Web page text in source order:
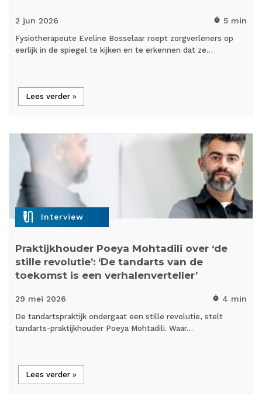
2 jun 2026 timer 5 min
Fysiotherapeute Eveline Bosselaar roept zorgverleners op
eerlijk in de spiegel te kijken en te erkennen dat ze…
Lees verder »
mic_external_on Interview
Praktijkhouder Poeya Mohtadili over ‘de
stille revolutie’: ‘De tandarts van de
toekomst is een verhalenverteller’
29 mei 2026 timer 4 min
De tandartspraktijk ondergaat een stille revolutie, stelt
tandarts-praktijkhouder Poeya Mohtadili. Waar…
Lees verder »